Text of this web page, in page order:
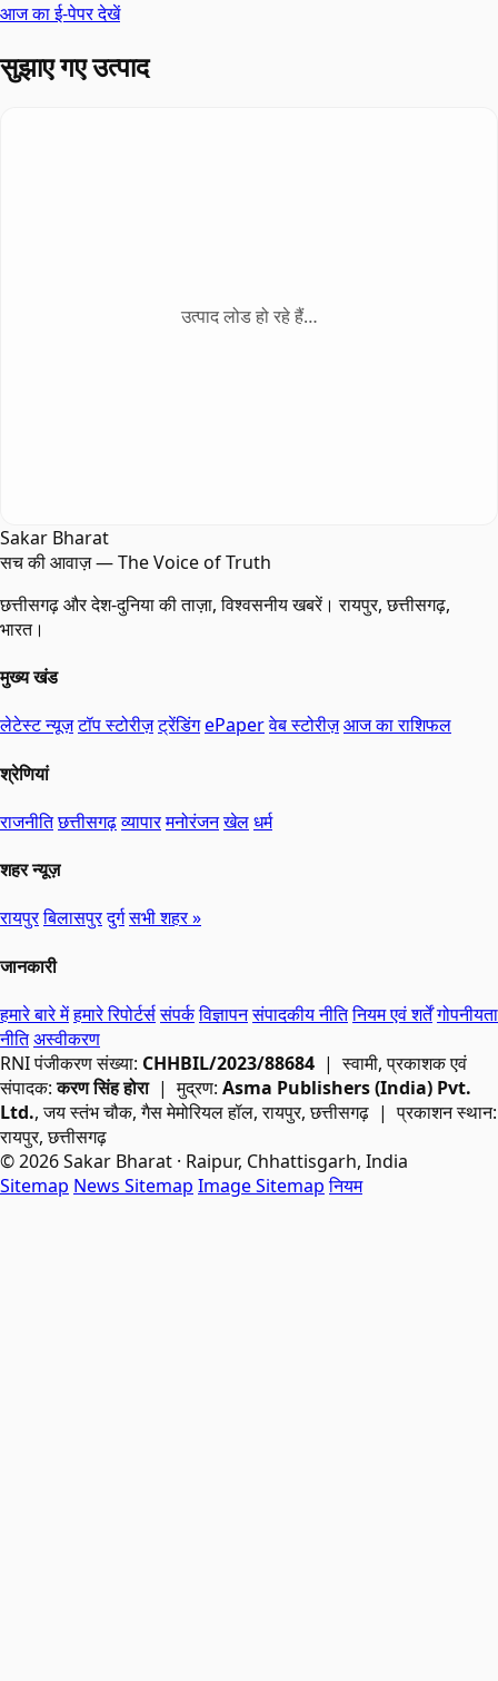
आज का ई-पेपर देखें
सुझाए गए उत्पाद
उत्पाद लोड हो रहे हैं…
Sakar Bharat
सच की आवाज़ — The Voice of Truth
छत्तीसगढ़ और देश-दुनिया की ताज़ा, विश्वसनीय खबरें। रायपुर, छत्तीसगढ़,
भारत।
मुख्य खंड
लेटेस्ट न्यूज़टॉप स्टोरीज़ट्रेंडिंगePaperवेब स्टोरीज़आज का राशिफल
श्रेणियां
राजनीतिछत्तीसगढ़व्यापारमनोरंजनखेलधर्म
शहर न्यूज़
रायपुरबिलासपुरदुर्गसभी शहर »
जानकारी
हमारे बारे मेंहमारे रिपोर्टर्ससंपर्कविज्ञापनसंपादकीय नीतिनियम एवं शर्तेंगोपनीयता
नीतिअस्वीकरण
RNIपंजीकरण संख्या: CHHBIL/2023/88684 | स्वामी, प्रकाशक एवं
संपादक:करण सिंह होरा| मुद्रण: Asma Publishers (India) Pvt.
Ltd., जय स्तंभ चौक, गैस मेमोरियल हॉल, रायपुर, छत्तीसगढ़ | प्रकाशन स्थान:
रायपुर, छत्तीसगढ़
© 2026 Sakar Bharat · Raipur, Chhattisgarh, India
Sitemap News Sitemap Image Sitemap नियम